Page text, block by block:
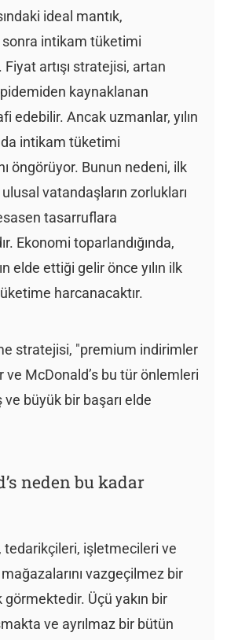
ideal mantık,
intikam tüketimi
artışı stratejisi, artan
kaynaklanan
edebilir. Ancak uzmanlar, yılın
intikam tüketimi
öngörüyor. Bunun nedeni, ilk
vatandaşların zorlukları
tasarruflara
Ekonomi toparlandığında,
elde ettiği gelir önce yılın ilk
harcanacaktır.
stratejisi, "premium indirimler
ve McDonald’s bu tür önlemleri
büyük bir başarı elde
neden bu kadar
tedarikçileri, işletmecileri ve
vazgeçilmez bir
görmektedir. Üçü yakın bir
ve ayrılmaz bir bütün